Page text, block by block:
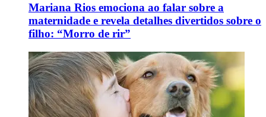
Mariana Rios emociona ao falar sobre a
maternidade e revela detalhes divertidos sobre o
filho: “Morro de rir”